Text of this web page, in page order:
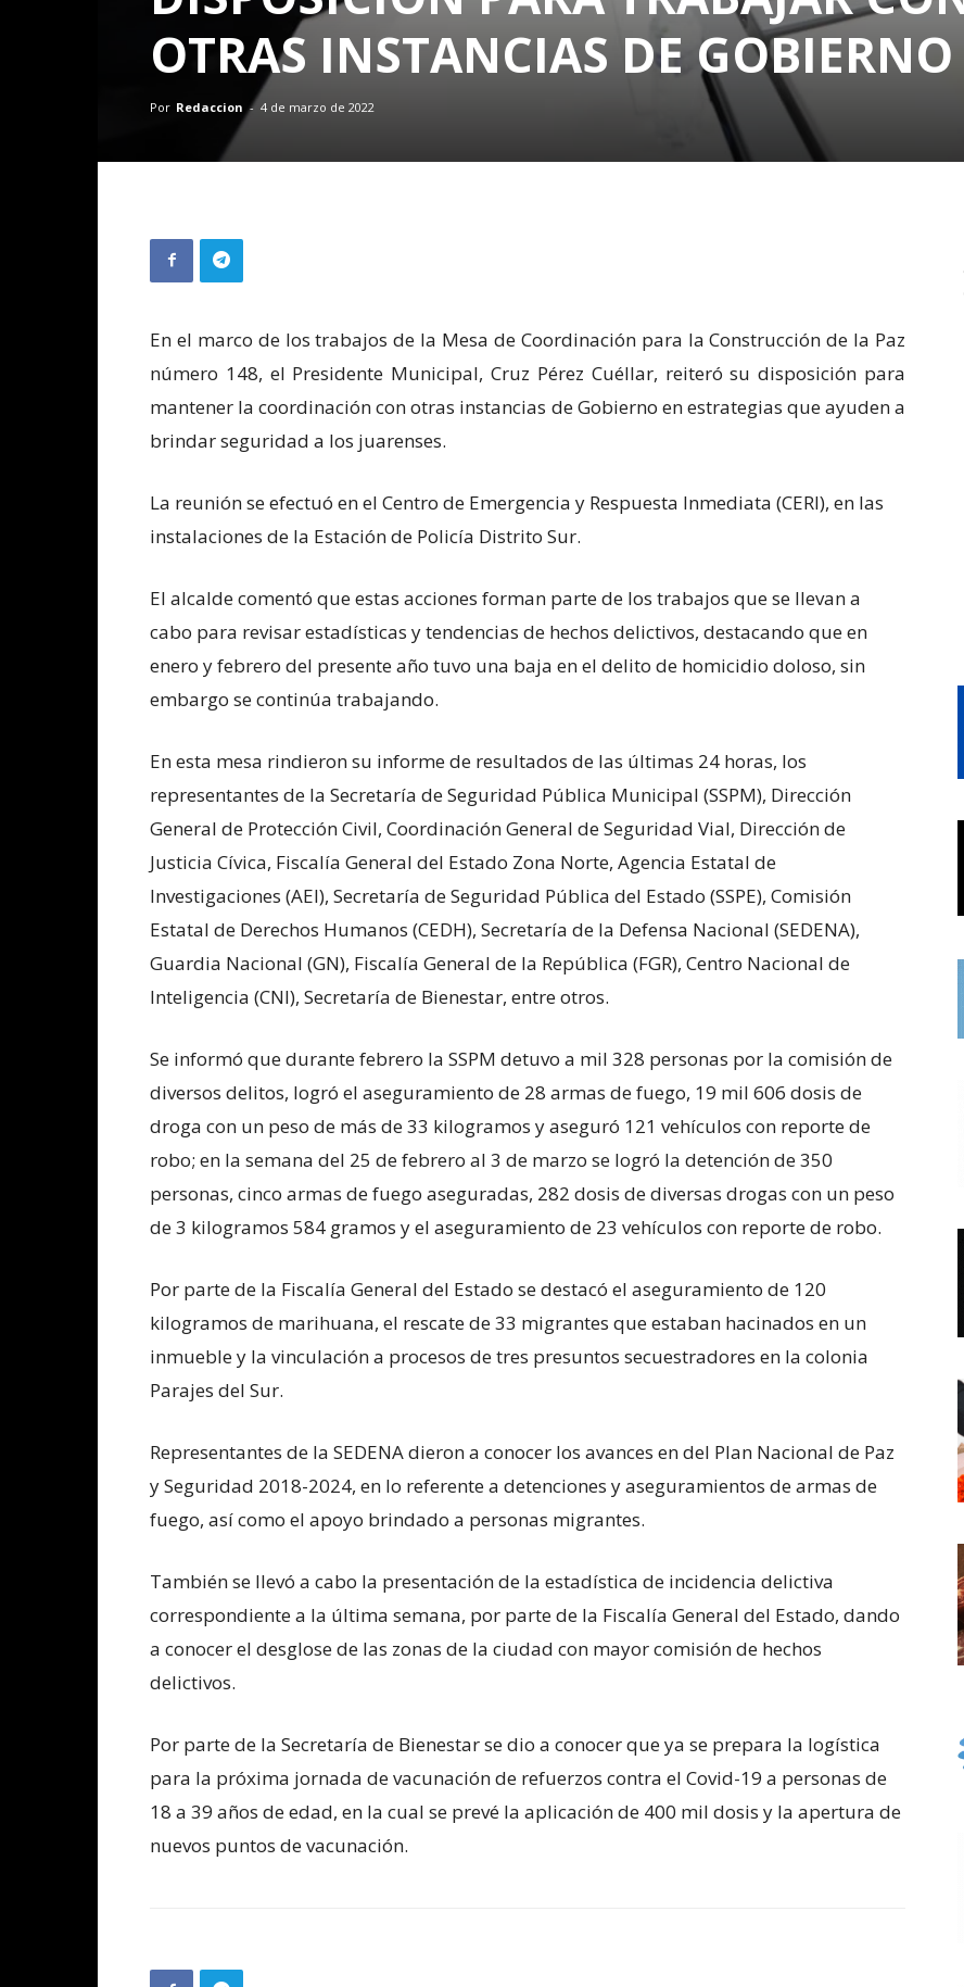
OTRAS INSTANCIAS DE GOBIERNO
Por Redaccion - 4 de marzo de 2022
En el marco de los trabajos de la Mesa de Coordinación para la Construcción de la Paz
número 148, el Presidente Municipal, Cruz Pérez Cuéllar, reiteró su disposición para
mantener la coordinación con otras instancias de Gobierno en estrategias que ayuden a
brindar seguridad a los juarenses.
La reunión se efectuó en el Centro de Emergencia y Respuesta Inmediata (CERI), en las
instalaciones de la Estación de Policía Distrito Sur.
El alcalde comentó que estas acciones forman parte de los trabajos que se llevan a
cabo para revisar estadísticas y tendencias de hechos delictivos, destacando que en
enero y febrero del presente año tuvo una baja en el delito de homicidio doloso, sin
embargo se continúa trabajando.
En esta mesa rindieron su informe de resultados de las últimas 24 horas, los
representantes de la Secretaría de Seguridad Pública Municipal (SSPM), Dirección
General de Protección Civil, Coordinación General de Seguridad Vial, Dirección de
Justicia Cívica, Fiscalía General del Estado Zona Norte, Agencia Estatal de
Investigaciones (AEI), Secretaría de Seguridad Pública del Estado (SSPE), Comisión
Estatal de Derechos Humanos (CEDH), Secretaría de la Defensa Nacional (SEDENA),
Guardia Nacional (GN), Fiscalía General de la República (FGR), Centro Nacional de
Inteligencia (CNI), Secretaría de Bienestar, entre otros.
Se informó que durante febrero la SSPM detuvo a mil 328 personas por la comisión de
diversos delitos, logró el aseguramiento de 28 armas de fuego, 19 mil 606 dosis de
droga con un peso de más de 33 kilogramos y aseguró 121 vehículos con reporte de
robo; en la semana del 25 de febrero al 3 de marzo se logró la detención de 350
personas, cinco armas de fuego aseguradas, 282 dosis de diversas drogas con un peso
de 3 kilogramos 584 gramos y el aseguramiento de 23 vehículos con reporte de robo.
Por parte de la Fiscalía General del Estado se destacó el aseguramiento de 120
kilogramos de marihuana, el rescate de 33 migrantes que estaban hacinados en un
inmueble y la vinculación a procesos de tres presuntos secuestradores en la colonia
Parajes del Sur.
Representantes de la SEDENA dieron a conocer los avances en del Plan Nacional de Paz
y Seguridad 2018-2024, en lo referente a detenciones y aseguramientos de armas de
fuego, así como el apoyo brindado a personas migrantes.
También se llevó a cabo la presentación de la estadística de incidencia delictiva
correspondiente a la última semana, por parte de la Fiscalía General del Estado, dando
a conocer el desglose de las zonas de la ciudad con mayor comisión de hechos
delictivos.
Por parte de la Secretaría de Bienestar se dio a conocer que ya se prepara la logística
para la próxima jornada de vacunación de refuerzos contra el Covid-19 a personas de
18 a 39 años de edad, en la cual se prevé la aplicación de 400 mil dosis y la apertura de
nuevos puntos de vacunación.